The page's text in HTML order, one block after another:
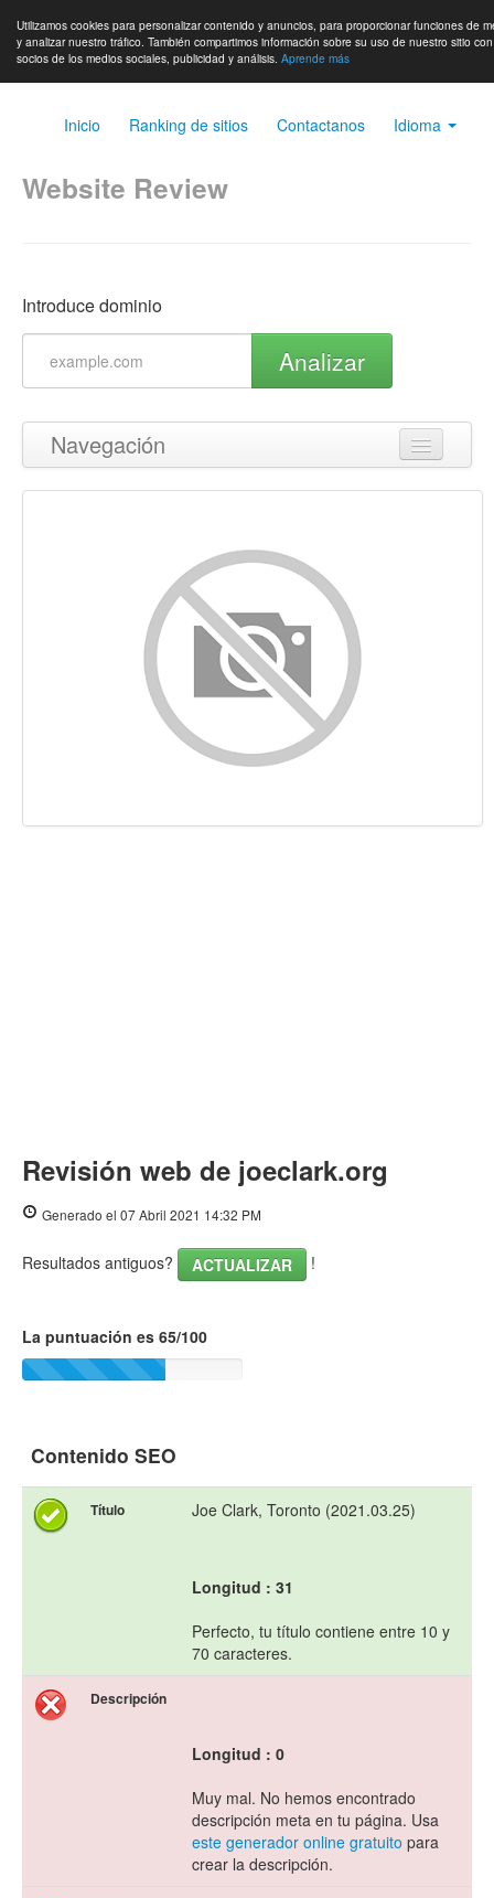
Utilizamos cookies para personalizar contenido y anuncios, para proporcionar funciones de
y analizar nuestro tráfico. También compartimos información sobre su uso de nuestro sitio
socios de los medios sociales, publicidad y análisis. Aprende más
Inicio Ranking de sitios Contactanos Idioma
Website Review
Introduce dominio
Analizar
Navegación
Volver arriba
Palabras Claves (Keywords)
Usabilidad
Documento
Revisión web de joeclark.org
Generado el 07 Abril 2021 14:32 PM
Resultados antiguos? ACTUALIZAR !
La puntuación es 65/100
Contenido SEO
Título Joe Clark, Toronto (2021.03.25)
Longitud : 31
Perfecto, tu título contiene entre 10 y
70 caracteres.
Descripción
Longitud : 0
Muy mal. No hemos encontrado
descripción meta en tu página. Usa
este generador online gratuito para
crear la descripción.